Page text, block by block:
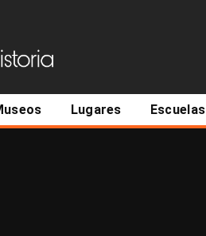
Lugares Escuelas